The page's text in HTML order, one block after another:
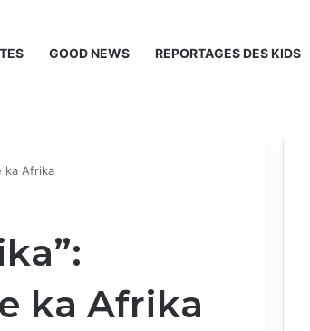
GOOD NEWS REPORTAGES DES KIDS
ka Afrika
ka Afrika